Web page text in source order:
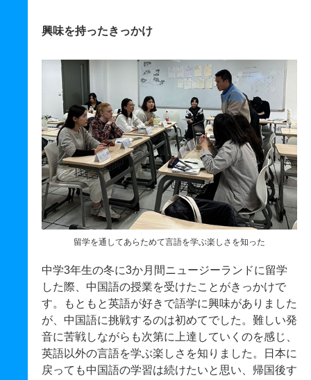
興味を持ったきっかけ
留学を通してあらためて言語を学ぶ楽しさを知った
中学3年生の冬に3か月間ニュージーランドに留学
した際、中国語の授業を受けたことがきっかけで
す。もともと英語が好きで語学に興味がありました
が、中国語に挑戦するのは初めてでした。難しい発
音に苦戦しながらも次第に上達していくのを感じ、
英語以外の言語を学ぶ楽しさを知りました。日本に
戻っても中国語の学習は続けたいと思い、帰国後す